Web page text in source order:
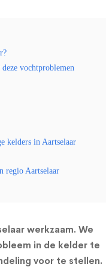
vochtproblemen
kelders in Aartselaar
regio Aartselaar
werkzaam. We
in de kelder te
voor te stellen.